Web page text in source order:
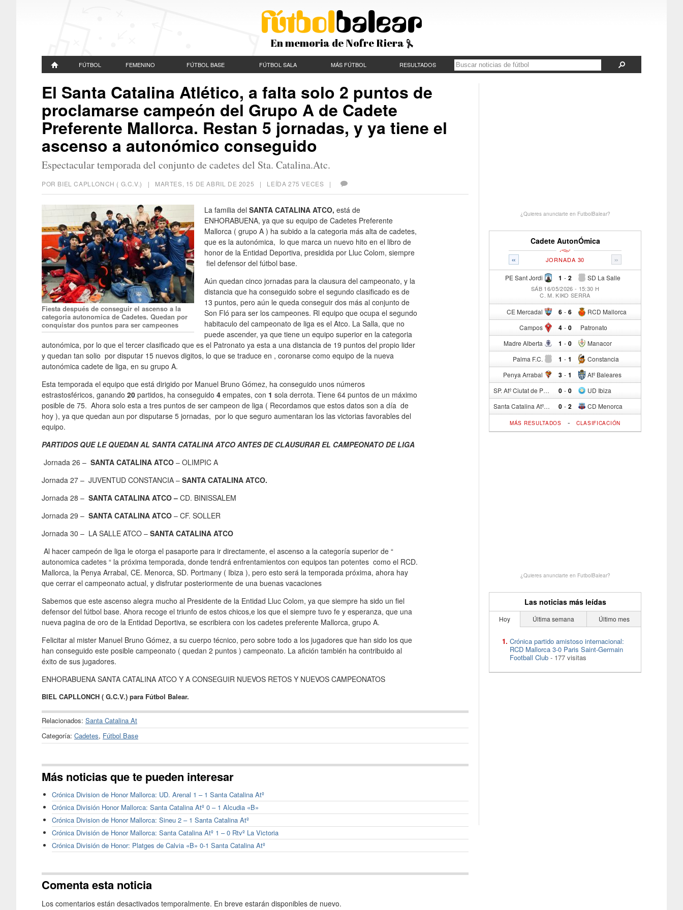
En memoria de Nofre Riera
FÚTBOL FEMENINO FÚTBOL BASE FÚTBOL SALA MÁS FÚTBOL RESULTADOS
El Santa Catalina Atlético, a falta solo 2 puntos de
proclamarse campeón del Grupo A de Cadete
Preferente Mallorca. Restan 5 jornadas, y ya tiene el
ascenso a autonómico conseguido
Espectacular temporada del conjunto de cadetes del Sta. Catalina.Atc.
POR BIEL CAPLLONCH ( G.C.V.) | MARTES, 15 DE ABRIL DE 2025 | LEÍDA 275 VECES |
Fiesta después de conseguir el ascenso a la
categoria autonomica de Cadetes. Quedan por
conquistar dos puntos para ser campeones
La familia del SANTA CATALINA ATCO, está de
ENHORABUENA, ya que su equipo de Cadetes Preferente
Mallorca ( grupo A ) ha subido a la categoria más alta de cadetes,
que es la autonómica, lo que marca un nuevo hito en el libro de
honor de la Entidad Deportiva, presidida por Lluc Colom, siempre
fiel defensor del fútbol base.
Aún quedan cinco jornadas para la clausura del campeonato, y la
distancia que ha conseguido sobre el segundo clasificado es de
13 puntos, pero aún le queda conseguir dos más al conjunto de
Son Fló para ser los campeones. Rl equipo que ocupa el segundo
habitaculo del campeonato de liga es el Atco. La Salla, que no
puede ascender, ya que tiene un equipo superior en la categoria
autonómica, por lo que el tercer clasificado que es el Patronato ya esta a una distancia de 19 puntos del propio lider
y quedan tan solio por disputar 15 nuevos digitos, lo que se traduce en , coronarse como equipo de la nueva
autonómica cadete de liga, en su grupo A.
Esta temporada el equipo que está dirigido por Manuel Bruno Gómez, ha conseguido unos números
estrastosféricos, ganando 20 partidos, ha conseguido 4 empates, con 1 sola derrota. Tiene 64 puntos de un máximo
posible de 75. Ahora solo esta a tres puntos de ser campeon de liga ( Recordamos que estos datos son a día de
hoy ), ya que quedan aun por disputarse 5 jornadas, por lo que seguro aumentaran los las victorias favorables del
equipo.
PARTIDOS QUE LE QUEDAN AL SANTA CATALINA ATCO ANTES DE CLAUSURAR EL CAMPEONATO DE LIGA
Jornada 26 – SANTA CATALINA ATCO – OLIMPIC A
Jornada 27 – JUVENTUD CONSTANCIA – SANTA CATALINA ATCO.
Jornada 28 – SANTA CATALINA ATCO – CD. BINISSALEM
Jornada 29 – SANTA CATALINA ATCO – CF. SOLLER
Jornada 30 – LA SALLE ATCO – SANTA CATALINA ATCO
Al hacer campeón de liga le otorga el pasaporte para ir directamente, el ascenso a la categoría superior de “
autonomica cadetes “ la próxima temporada, donde tendrá enfrentamientos con equipos tan potentes como el RCD.
Mallorca, la Penya Arrabal, CE. Menorca, SD. Portmany ( Ibiza ), pero esto será la temporada próxima, ahora hay
que cerrar el campeonato actual, y disfrutar posteriormente de una buenas vacaciones
Sabemos que este ascenso alegra mucho al Presidente de la Entidad Lluc Colom, ya que siempre ha sido un fiel
defensor del fútbol base. Ahora recoge el triunfo de estos chicos,e los que el siempre tuvo fe y esperanza, que una
nueva pagina de oro de la Entidad Deportiva, se escribiera con los cadetes preferente Mallorca, grupo A.
Felicitar al mister Manuel Bruno Gómez, a su cuerpo técnico, pero sobre todo a los jugadores que han sido los que
han conseguido este posible campeonato ( quedan 2 puntos ) campeonato. La afición también ha contribuido al
éxito de sus jugadores.
ENHORABUENA SANTA CATALINA ATCO Y A CONSEGUIR NUEVOS RETOS Y NUEVOS CAMPEONATOS
BIEL CAPLLONCH ( G.C.V.) para Fútbol Balear.
Relacionados: Santa Catalina At
Categoría: Cadetes, Fútbol Base
Más noticias que te pueden interesar
Crónica Division de Honor Mallorca: UD. Arenal 1 – 1 Santa Catalina Atº
Crónica División Honor Mallorca: Santa Catalina Atº 0 – 1 Alcudia «B»
Crónica Division de Honor Mallorca: Sineu 2 – 1 Santa Catalina Atº
Crónica División de Honor Mallorca: Santa Catalina Atº 1 – 0 Rtvº La Victoria
Crónica División de Honor: Platges de Calvia «B» 0-1 Santa Catalina Atº
Comenta esta noticia
Los comentarios están desactivados temporalmente. En breve estarán disponibles de nuevo.
¿Quieres anunciarte en FutbolBalear?
Cadete AutonÓmica
« »
JORNADA 30
PE Sant Jordi 1 - SD La Salle
2
SÁB 16/05/2026 - 15:30 H
C. M. KIKO SERRA
CE Mercadal 6 - RCD Mallorca
6
Campos 4 - Patronato
0
Madre Alberta 1 - Manacor
0
Palma F.C. 1 - Constancia
1
Penya Arrabal 3 - Atº Baleares
1
SP. Atº Ciutat de Palma 0 - UD Ibiza
0
Santa Catalina Atº 0 - CD Menorca
2
MÁS RESULTADOS - CLASIFICACIÓN
¿Quieres anunciarte en FutbolBalear?
Las noticias más leídas
Hoy Última semana Último mes
Crónica partido amistoso internacional:
RCD Mallorca 3-0 Paris Saint-Germain
Football Club - 177 visitas